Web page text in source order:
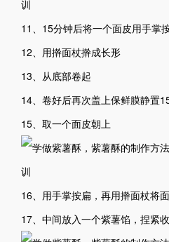
11、15分钟后将一个面皮用手掌
12、用擀面杖擀成长形
13、从底部卷起
14、卷好后再次盖上保鲜膜静置
15、取一个面皮朝上
16、用手掌按扁，再用擀面杖将
17、中间放入一个紫薯馅，捏紧